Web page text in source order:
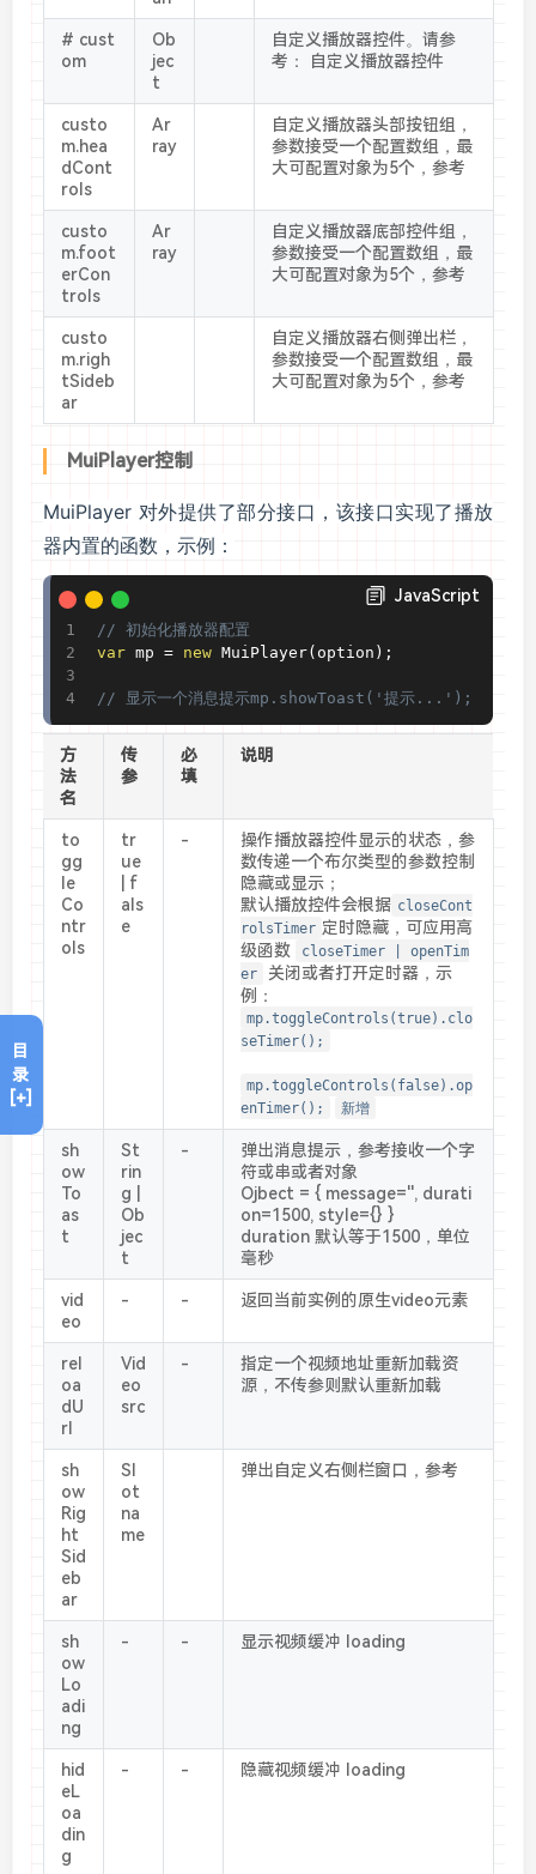
# cust
om
Ob
jec
t
自定义播放器控件。请参
考： 自定义播放器控件
custo
m.hea
dCont
rols
Ar
ray
自定义播放器头部按钮组，
参数接受一个配置数组，最
大可配置对象为5个，参考
custo
m.foot
erCon
trols
Ar
ray
自定义播放器底部控件组，
参数接受一个配置数组，最
大可配置对象为5个，参考
custo
m.righ
tSideb
ar
自定义播放器右侧弹出栏，
参数接受一个配置数组，最
大可配置对象为5个，参考
MuiPlayer控制
MuiPlayer 对外提供了部分接口，该接口实现了播放
器内置的函数，示例：
JavaScript
// 初始化播放器配置
var mp = new MuiPlayer( option ) ;
// 显示一个消息提示mp.showToast('提示...');
方
法
名
传
参
必
填
说明
to
gg
le
Co
ntr
ols
tr
ue
| f
als
e
-
操作播放器控件显示的状态，参
数传递一个布尔类型的参数控制
隐藏或显示；
默认播放控件会根据 closeCont
rolsTimer 定时隐藏，可应用高
级函数
closeTimer | openTim
er
关闭或者打开定时器，示
例：
mp.toggleControls(true).clo
seTimer();
mp.toggleControls(false).op
enTimer();
新增
sh
ow
To
as
t
St
rin
g |
Ob
jec
t
-
弹出消息提示，参考接收一个字
符或串或者对象
Ojbect = { message='', durati
on=1500, style={} }
duration 默认等于1500，单位
毫秒
vid
eo
- - 返回当前实例的原生video元素
rel
oa
dU
rl
Vid
eo
src
-
指定一个视频地址重新加载资
源，不传参则默认重新加载
sh
ow
Rig
ht
Sid
eb
ar
Sl
ot
na
me
弹出自定义右侧栏窗口，参考
sh
ow
Lo
adi
ng
- - 显示视频缓冲 loading
hid
eL
oa
din
g
- - 隐藏视频缓冲 loading
目
录
[+]